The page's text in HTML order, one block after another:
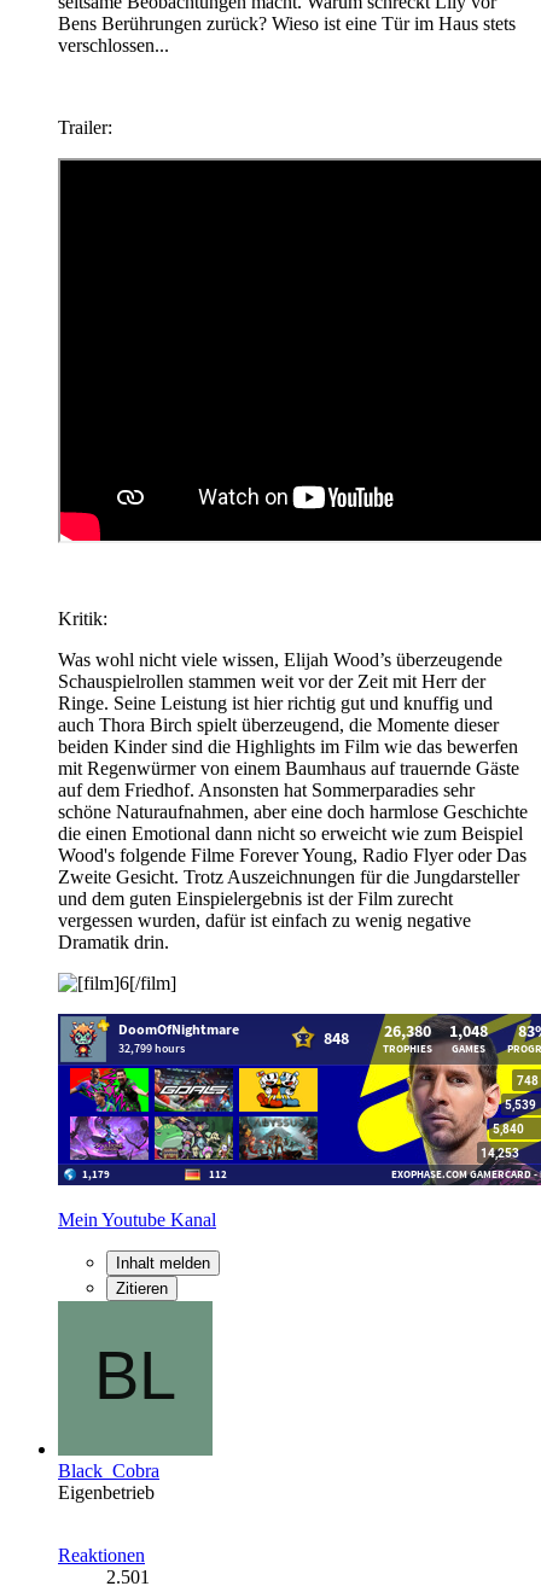
Bens Berührungen zurück? Wieso ist eine Tür im Haus stets
verschlossen...
Trailer:
Kritik:
Was wohl nicht viele wissen, Elijah Wood’s überzeugende
Schauspielrollen stammen weit vor der Zeit mit Herr der
Ringe. Seine Leistung ist hier richtig gut und knuffig und
auch Thora Birch spielt überzeugend, die Momente dieser
beiden Kinder sind die Highlights im Film wie das bewerfen
mit Regenwürmer von einem Baumhaus auf trauernde Gäste
auf dem Friedhof. Ansonsten hat Sommerparadies sehr
schöne Naturaufnahmen, aber eine doch harmlose Geschichte
die einen Emotional dann nicht so erweicht wie zum Beispiel
Wood's folgende Filme Forever Young, Radio Flyer oder Das
Zweite Gesicht. Trotz Auszeichnungen für die Jungdarsteller
und dem guten Einspielergebnis ist der Film zurecht
vergessen wurden, dafür ist einfach zu wenig negative
Dramatik drin.
Mein Youtube Kanal
Inhalt melden
Zitieren
Black_Cobra
Eigenbetrieb
Reaktionen
2.501